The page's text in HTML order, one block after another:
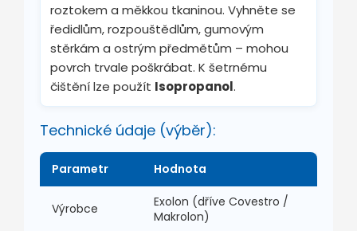
roztokem a měkkou tkaninou. Vyhněte se
ředidlům, rozpouštědlům, gumovým
stěrkám a ostrým předmětům – mohou
povrch trvale poškrábat. K šetrnému
čištění lze použít Isopropanol.
Technické údaje (výběr):
Parametr Hodnota
Výrobce
Exolon (dříve Covestro /
Makrolon)